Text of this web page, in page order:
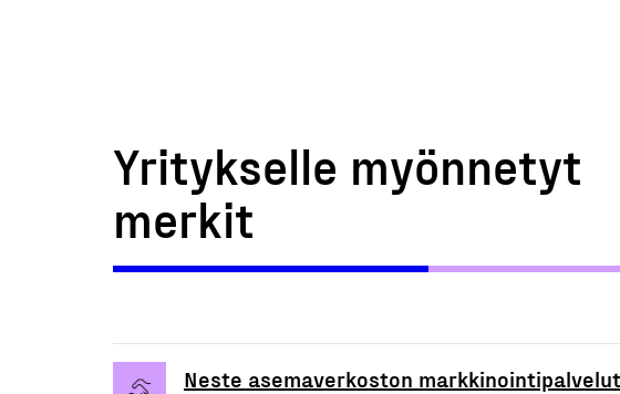
Yritykselle myönnetyt
merkit
Neste asemaverkoston markkinointipalvelut